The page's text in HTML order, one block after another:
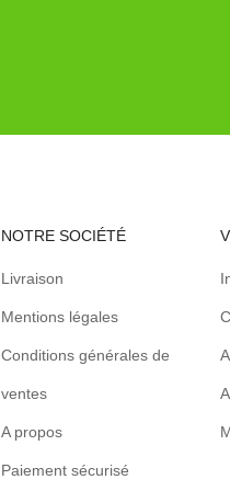
NOTRE SOCIÉTÉ
Livraison
Mentions légales
Conditions générales de
ventes
A propos
Paiement sécurisé